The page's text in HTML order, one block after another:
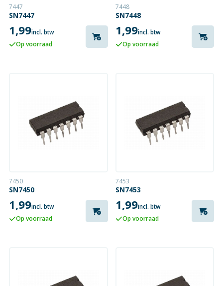
7447
SN7447
1,99incl. btw
Op voorraad
7448
SN7448
1,99incl. btw
Op voorraad
7450
SN7450
1,99incl. btw
Op voorraad
7453
SN7453
1,99incl. btw
Op voorraad